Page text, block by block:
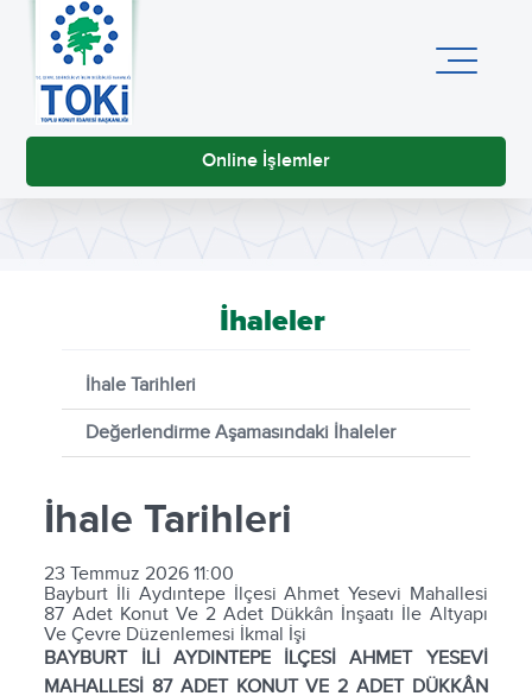
Online İşlemler
İhaleler
İhale Tarihleri
Değerlendirme Aşamasındaki İhaleler
İhale Tarihleri
23 Temmuz 2026 11:00
Bayburt İli Aydıntepe İlçesi Ahmet Yesevi Mahallesi
87 Adet Konut Ve 2 Adet Dükkân İnşaatı İle Altyapı
Ve Çevre Düzenlemesi İkmal İşi
BAYBURT İLİ AYDINTEPE İLÇESİ AHMET YESEVİ
MAHALLESİ 87 ADET KONUT VE 2 ADET DÜKKÂN